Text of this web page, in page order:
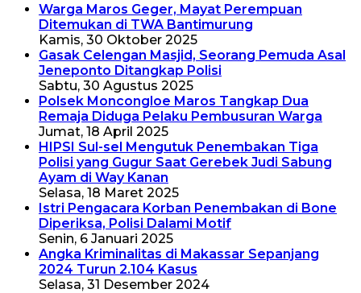
Warga Maros Geger, Mayat Perempuan
Ditemukan di TWA Bantimurung
Kamis, 30 Oktober 2025
Gasak Celengan Masjid, Seorang Pemuda Asal
Jeneponto Ditangkap Polisi
Sabtu, 30 Agustus 2025
Polsek Moncongloe Maros Tangkap Dua
Remaja Diduga Pelaku Pembusuran Warga
Jumat, 18 April 2025
HIPSI Sul-sel Mengutuk Penembakan Tiga
Polisi yang Gugur Saat Gerebek Judi Sabung
Ayam di Way Kanan
Selasa, 18 Maret 2025
Istri Pengacara Korban Penembakan di Bone
Diperiksa, Polisi Dalami Motif
Senin, 6 Januari 2025
Angka Kriminalitas di Makassar Sepanjang
2024 Turun 2.104 Kasus
Selasa, 31 Desember 2024